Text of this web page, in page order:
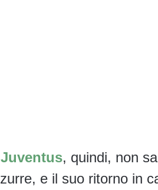
Juventus, quindi, non
e il suo ritorno in